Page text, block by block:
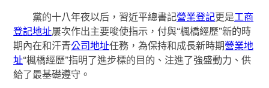
黨的十八年夜以后，習近平總書記營業登記更是工商
登記地址屢次作出主要唆使指示，付與“楓橋經歷”新的時
期內在和汗青公司地址任務，為保持和成長新時期營業地
址“楓橋經歷”指明了進步標的目的、注進了強盛動力、供
給了最基礎遵守。